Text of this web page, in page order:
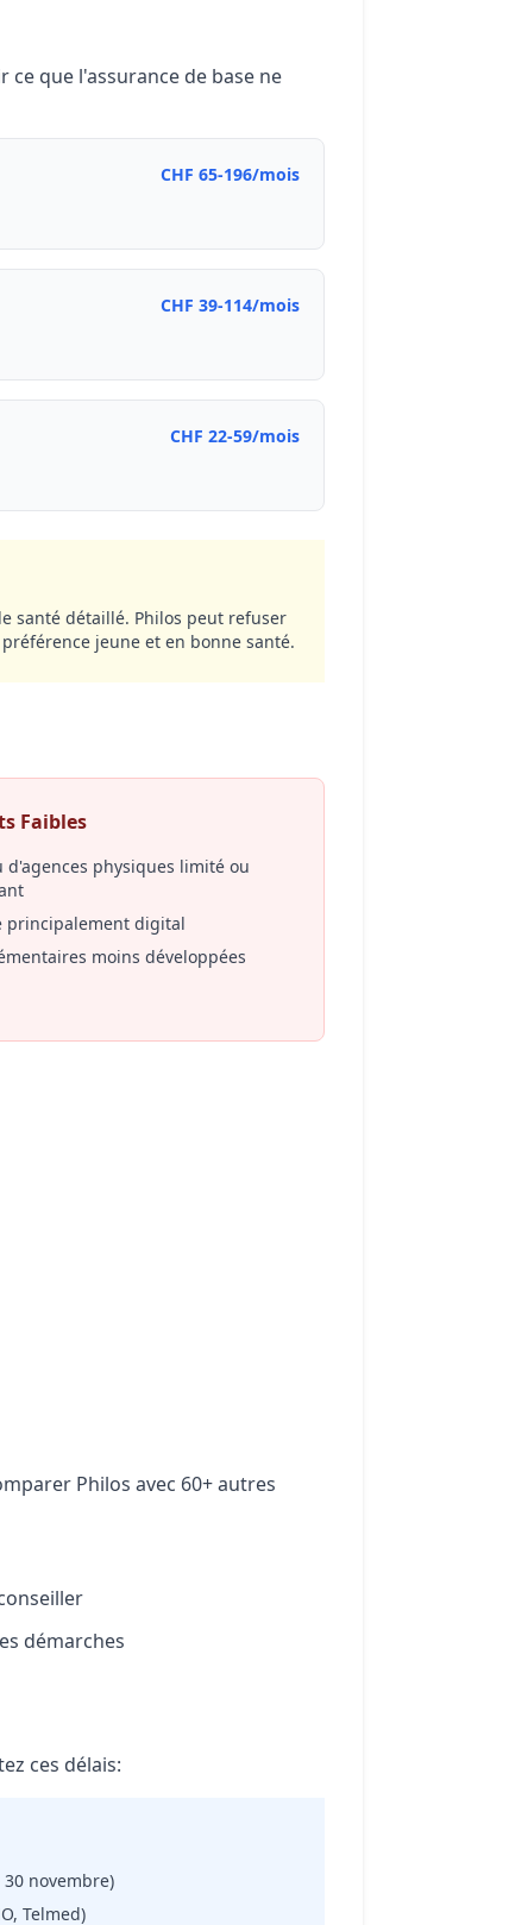
que l'assurance de base ne
CHF 65-196/mois
CHF 39-114/mois
CHF 22-59/mois
santé détaillé. Philos peut refuser
jeune et en bonne santé.
Faibles
d'agences physiques limité ou
principalement digital
moins développées
Philos avec 60+ autres
démarches
ces délais:
novembre)
Telmed)